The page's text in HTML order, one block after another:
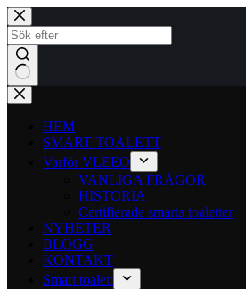
HEM
SMART TOALETT
Varför VLEEO
VANLIGA FRÅGOR
HISTORIA
Certifierade smarta toaletter
NYHETER
BLOGG
KONTAKT
Smart toalett